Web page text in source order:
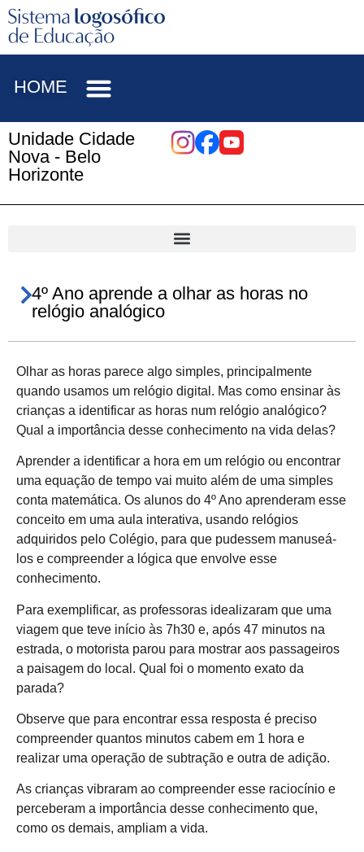
HOME
Unidade Cidade
Nova - Belo
Horizonte
4º Ano aprende a olhar as horas no
relógio analógico
Olhar as horas parece algo simples, principalmente
quando usamos um relógio digital. Mas como ensinar às
crianças a identificar as horas num relógio analógico?
Qual a importância desse conhecimento na vida delas?
Aprender a identificar a hora em um relógio ou encontrar
uma equação de tempo vai muito além de uma simples
conta matemática. Os alunos do 4º Ano aprenderam esse
conceito em uma aula interativa, usando relógios
adquiridos pelo Colégio, para que pudessem manuseá-
los e compreender a lógica que envolve esse
conhecimento.
Para exemplificar, as professoras idealizaram que uma
viagem que teve início às 7h30 e, após 47 minutos na
estrada, o motorista parou para mostrar aos passageiros
a paisagem do local. Qual foi o momento exato da
parada?
Observe que para encontrar essa resposta é preciso
compreender quantos minutos cabem em 1 hora e
realizar uma operação de subtração e outra de adição.
As crianças vibraram ao compreender esse raciocínio e
perceberam a importância desse conhecimento que,
como os demais, ampliam a vida.